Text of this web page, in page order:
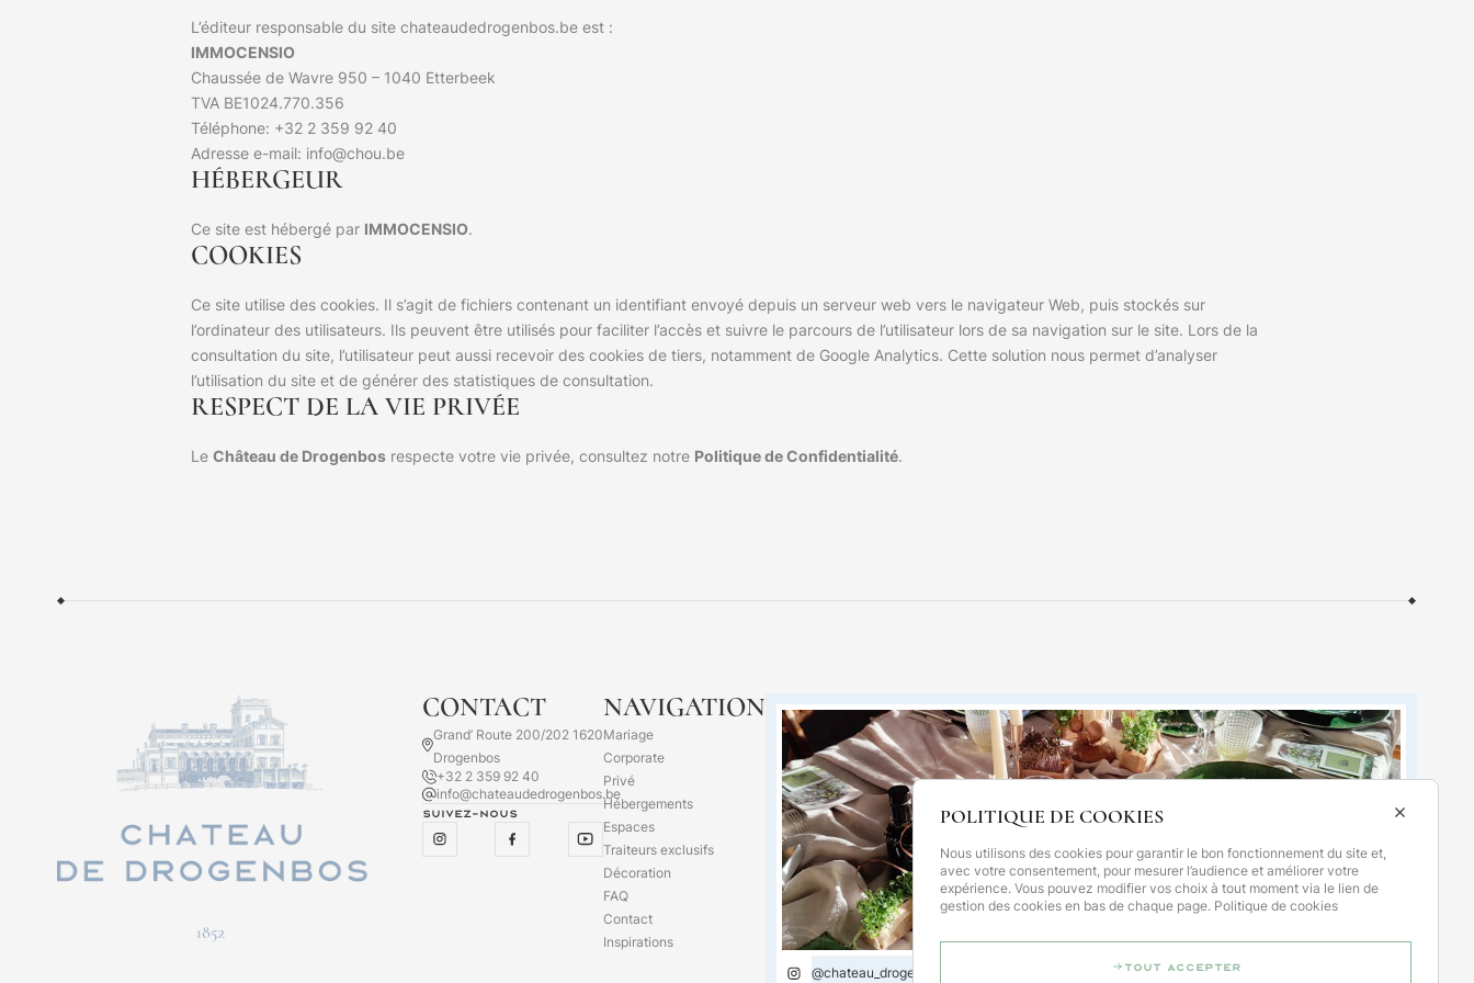
L’éditeur responsable du site chateaudedrogenbos.be est :
IMMOCENSIO
Chaussée de Wavre 950 – 1040 Etterbeek
TVA BE1024.770.356
Téléphone: +32 2 359 92 40
Adresse e-mail: info@chou.be
HÉBERGEUR
Ce site est hébergé par IMMOCENSIO.
COOKIES
Ce site utilise des cookies. Il s’agit de fichiers contenant un identifiant envoyé depuis un serveur web vers le navigateur Web, puis stockés sur
l’ordinateur des utilisateurs. Ils peuvent être utilisés pour faciliter l’accès et suivre le parcours de l’utilisateur lors de sa navigation sur le site. Lors de la
consultation du site, l’utilisateur peut aussi recevoir des cookies de tiers, notamment de Google Analytics. Cette solution nous permet d’analyser
l’utilisation du site et de générer des statistiques de consultation.
RESPECT DE LA VIE PRIVÉE
Le Château de Drogenbosrespecte votre vie privée, consultez notre Politique de Confidentialité.
CONTACT
Grand’ Route 200/202 1620
Drogenbos
+32 2 359 92 40
info@chateaudedrogenbos.be
Suivez-nous
NAVIGATION
Mariage
Corporate
Privé
Hébergements
Espaces
Traiteurs exclusifs
Décoration
FAQ
Contact
Inspirations
@chateau_drogenbos_kasteel
POLITIQUE DE COOKIES
Nous utilisons des cookies pour garantir le bon fonctionnement du site et,
avec votre consentement, pour mesurer l’audience et améliorer votre
expérience. Vous pouvez modifier vos choix à tout moment via le lien de
gestion des cookies en bas de chaque page. Politique de cookies
Tout accepter